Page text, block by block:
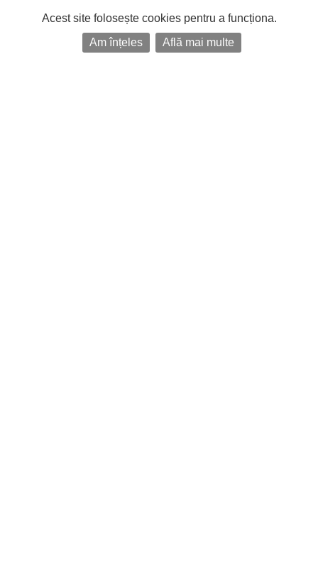
Acest site folosește cookies pentru a funcționa.
Am înțeles
Află mai multe